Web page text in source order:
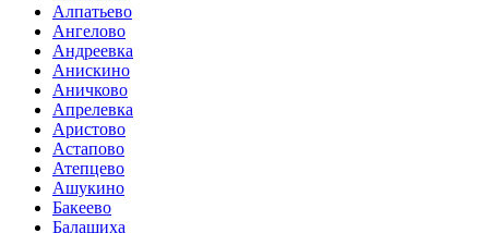
Алпатьево
Ангелово
Андреевка
Анискино
Аничково
Апрелевка
Аристово
Астапово
Атепцево
Ашукино
Бакеево
Балашиха